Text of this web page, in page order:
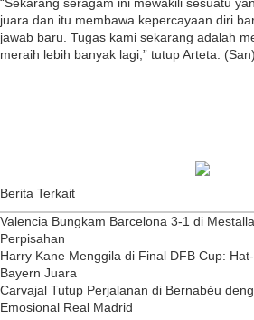
juara dan itu membawa kepercayaan diri
jawab baru. Tugas kami sekarang adalah
meraih lebih banyak lagi,” tutup Arteta. (San)
Berita Terkait
Valencia Bungkam Barcelona 3-1 di
Perpisahan
Harry Kane Menggila di Final DFB Cup:
Bayern Juara
Carvajal Tutup Perjalanan di Bernabéu
Emosional Real Madrid